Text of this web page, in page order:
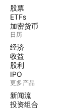
股票
ETFs
加密货币
日历
经济
收益
股利
IPO
更多产品
新闻流
投资组合